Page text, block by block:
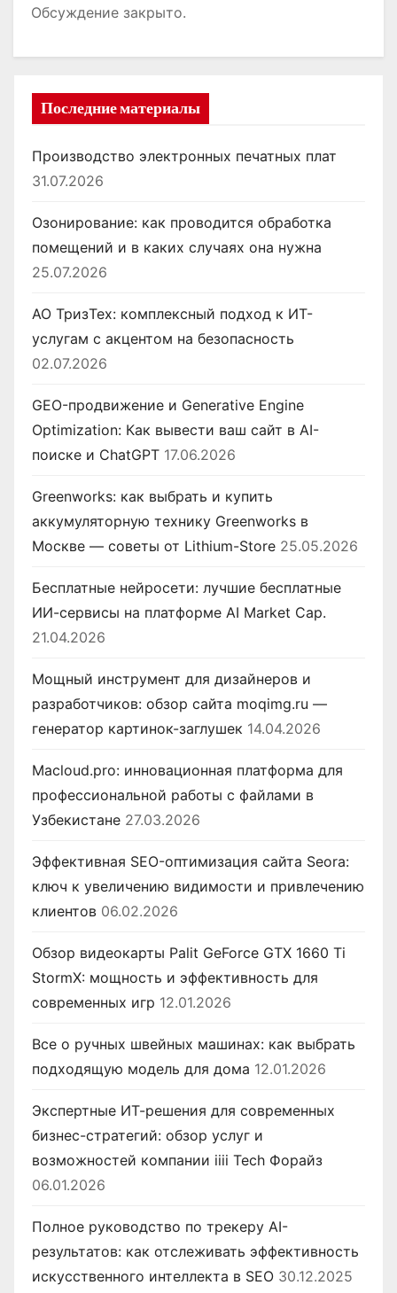
Обсуждение закрыто.
Последние материалы
Производство электронных печатных плат
31.07.2026
Озонирование: как проводится обработка
помещений и в каких случаях она нужна
25.07.2026
АО ТризТех: комплексный подход к ИТ-
услугам с акцентом на безопасность
02.07.2026
GEO-продвижение и Generative Engine
Optimization: Как вывести ваш сайт в AI-
поиске и ChatGPT 17.06.2026
Greenworks: как выбрать и купить
аккумуляторную технику Greenworks в
Москве — советы от Lithium-Store 25.05.2026
Бесплатные нейросети: лучшие бесплатные
ИИ-сервисы на платформе AI Market Cap.
21.04.2026
Мощный инструмент для дизайнеров и
разработчиков: обзор сайта moqimg.ru —
генератор картинок-заглушек 14.04.2026
Macloud.pro: инновационная платформа для
профессиональной работы с файлами в
Узбекистане 27.03.2026
Эффективная SEO-оптимизация сайта Seora:
ключ к увеличению видимости и привлечению
клиентов 06.02.2026
Обзор видеокарты Palit GeForce GTX 1660 Ti
StormX: мощность и эффективность для
современных игр 12.01.2026
Все о ручных швейных машинах: как выбрать
подходящую модель для дома 12.01.2026
Экспертные ИТ-решения для современных
бизнес-стратегий: обзор услуг и
возможностей компании iiii Tech Форайз
06.01.2026
Полное руководство по трекеру AI-
результатов: как отслеживать эффективность
искусственного интеллекта в SEO 30.12.2025